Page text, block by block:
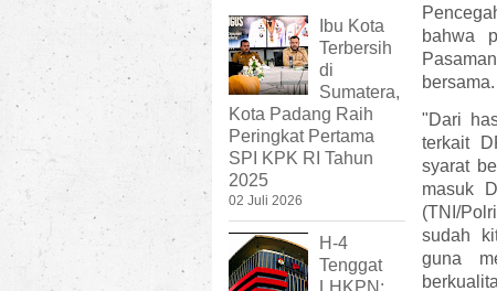
bahwa
bersama.
"Dari
terkait
syarat
masuk
(TNI/
sudah
guna
Ibu Kota
Terbersih
di
Sumatera,
Kota Padang Raih
Peringkat Pertama
SPI KPK RI Tahun
2025
02 Juli 2026
H-4
Tenggat
LHKPN: